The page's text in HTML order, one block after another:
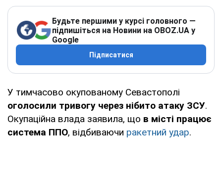
Будьте першими у курсі головного —
підпишіться на Новини на OBOZ.UA у
Google
Підписатися
У тимчасово окупованому Севастополі
оголосили тривогу через нібито атаку ЗСУ.
Окупаційна влада заявила, що в місті працює
система ППО, відбиваючи ракетний удар.